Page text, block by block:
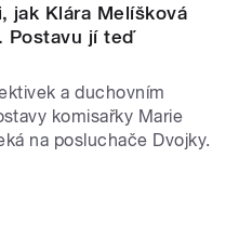
jak Klára Melíšková
Postavu jí teď
a duchovním
komisařky Marie
na posluchače Dvojky.